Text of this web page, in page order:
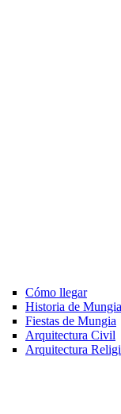
Cómo llegar
Historia de Mungia
Fiestas de Mungia
Arquitectura Civil
Arquitectura